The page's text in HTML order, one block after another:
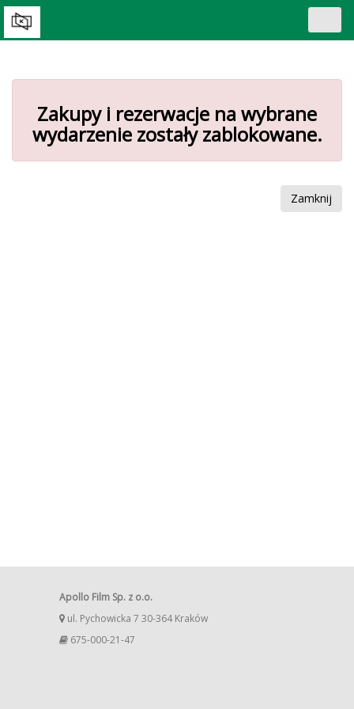
Zakupy i rezerwacje na wybrane
wydarzenie zostały zablokowane.
Zamknij
Apollo Film Sp. z o.o.
ul. Pychowicka 7 30-364 Kraków
675-000-21-47